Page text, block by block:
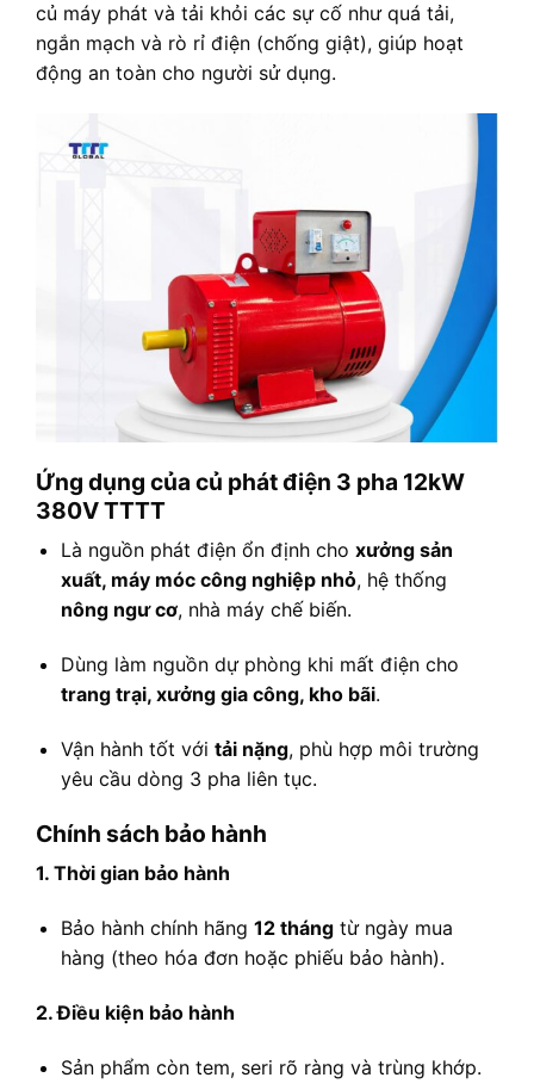
củ máy phát và tải khỏi các sự cố như quá tải,
ngắn mạch và rò rỉ điện (chống giật), giúp hoạt
động an toàn cho người sử dụng.
Ứng dụng của củ phát điện 3 pha 12kW
380V TTTT
Là nguồn phát điện ổn định cho xưởng sản
xuất, máy móc công nghiệp nhỏ, hệ thống
nông ngư cơ, nhà máy chế biến.
Dùng làm nguồn dự phòng khi mất điện cho
trang trại, xưởng gia công, kho bãi.
Vận hành tốt với tải nặng, phù hợp môi trường
yêu cầu dòng 3 pha liên tục.
Chính sách bảo hành
1. Thời gian bảo hành
Bảo hành chính hãng 12 thángtừ ngày mua
hàng (theo hóa đơn hoặc phiếu bảo hành).
2. Điều kiện bảo hành
Sản phẩm còn tem, seri rõ ràng và trùng khớp.